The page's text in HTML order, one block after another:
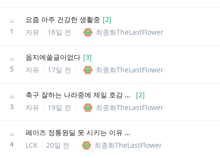
1
요즘 아주 건강한 생활중 [2]
자유
16일 전 최종화TheLastFlower
5
옵지에쓸글이없다 [3]
자유
17일 전 최종화TheLastFlower
3
축구 잘하는 나라중에 제일 호감 안가는 두 나라끼리 결승하네 [2]
자유
19일 전 최종화TheLastFlower
4
페이즈 정통원딜 못 시키는 이유 간단함
LCK
20일 전 최종화TheLastFlower